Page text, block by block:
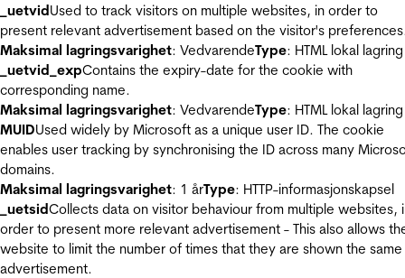
_uetvidUsed to track visitors on multiple websites, in order to
present relevant advertisement based on the visitor's
Maksimal lagringsvarighet: VedvarendeType: HTML lokal lagring
_uetvid_expContains the expiry-date for the cookie with
corresponding name.
Maksimal lagringsvarighet: VedvarendeType: HTML lokal lagring
MUIDUsed widely by Microsoft as a unique user ID. The cookie
enables user tracking by synchronising the ID across many
domains.
Maksimal lagringsvarighet: 1 årType: HTTP-informasjonskapsel
_uetsidCollects data on visitor behaviour from multiple websites,
order to present more relevant advertisement - This also allows
website to limit the number of times that they are shown the same
advertisement.